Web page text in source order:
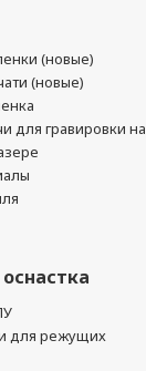
(новые)
(новые)
для гравировки на
для режущих